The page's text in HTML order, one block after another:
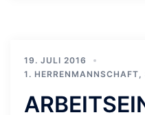
19. JULI 2016
1. HERRENMANNSCHAFT